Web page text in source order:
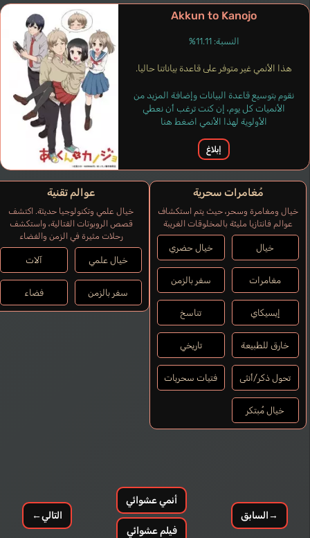
Akkun to Kanojo
النسبة: 11.11%
هذا الأنمي غير متوفر على قاعدة بياناتنا حاليا.
نقوم بتوسيع قاعدة البيانات وإضافة المزيد من
الأنميات كل يوم، إن كنت ترغب أن نعطي
الأولوية لهذا الأنمي اضغط هنا
إبلاغ
مُغامرات سحرية
خيال ومغامرة وسحر، حيث يتم استكشاف
عوالم فانتازيا مليئة بالمخلوقات الغريبة
خيال خيال حضري
مغامرات سفر بالزمن
إيسيكاي تناسخ
خارق للطبيعة تاريخي
تحول ذكر/أنثى فتيات سحريات
خيال مُبتكر
عوالم تقنية
خيال علمي وتكنولوجيا حديثة. اكتشف
قصص الروبوتات القتالية، واستكشف
رحلات مثيرة في الزمن والفضاء
خيال علمي آلات
سفر بالزمن فضاء
→السابق
أنمي عشوائي
فيلم عشوائي
التالي←